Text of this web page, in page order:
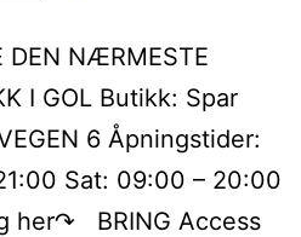
DEN NÆRMESTE
I GOL Butikk: Spar
6 Åpningstider:
Sat: 09:00 – 20:00
her↷ BRING Access